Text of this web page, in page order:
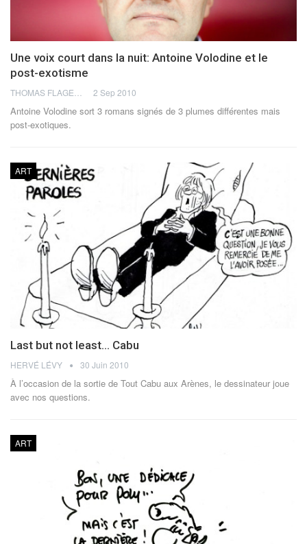
Une voix court dans la nuit: Antoine Volodine et le
post-exotisme
2 Sep 2010
Antoine Volodine sort 3 romans signés de 3 plumes différentes mais
post-exotiques.
ART
Last but not least… Cabu
HERVÉ LÉVY 30 Juin 2010
À l’occasion de la sortie de Tout Cabu aux Arènes, le dessinateur joue
avec nos questions.
ART